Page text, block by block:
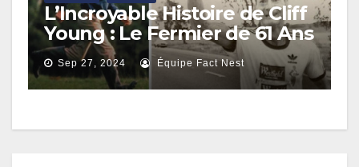
L’Incroyable Histoire de Cliff
Young : Le Fermier de 61 Ans
Qui a Conquis
l’Ultramarathon
Sep 27, 2024 Équipe Fact Nest